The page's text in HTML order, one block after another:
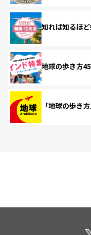
知れば知るほ
地球の歩き方
「地球の歩き